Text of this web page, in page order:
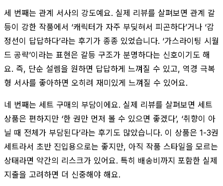
세 번째는 관계 서사의 강도예요. 실제 리뷰를 살펴보면 관계 갈
등이 강한 작품에서 ‘캐릭터가 자주 부딪혀서 피곤하다’거나 ‘감
정선이 답답하다’라는 후기가 종종 있었습니다. ‘가스라이팅 시월
드 공략’이라는 표현은 갈등 구조가 분명하다는 신호이기도 해
요. 즉, 단순 설렘을 원하면 답답하게 느껴질 수 있고, 역경 극복
형 서사를 좋아하면 오히려 재미있게 느껴질 수 있어요.
네 번째는 세트 구매의 부담이에요. 실제 리뷰를 살펴보면 세트
상품은 편하지만 ‘한 권만 먼저 볼 수 있으면 좋겠다’, ‘취향이 아
닐 때 전체가 부담된다’라는 후기도 많았습니다. 이 상품은 1-3권
세트라서 초반 진입용으로는 좋지만, 아직 작품 스타일을 모르는
상태라면 약간의 리스크가 있어요. 특히 배송비까지 포함한 실제
지출을 고려하면 더 신중해야 해요.